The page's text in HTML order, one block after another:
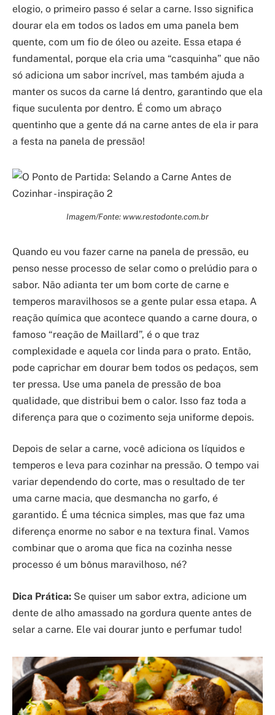
elogio, o primeiro passo é selar a carne. Isso significa
dourar ela em todos os lados em uma panela bem
quente, com um fio de óleo ou azeite. Essa etapa é
fundamental, porque ela cria uma “casquinha” que não
só adiciona um sabor incrível, mas também ajuda a
manter os sucos da carne lá dentro, garantindo que ela
fique suculenta por dentro. É como um abraço
quentinho que a gente dá na carne antes de ela ir para
a festa na panela de pressão!
Imagem/Fonte: www.restodonte.com.br
Quando eu vou fazer carne na panela de pressão, eu
penso nesse processo de selar como o prelúdio para o
sabor. Não adianta ter um bom corte de carne e
temperos maravilhosos se a gente pular essa etapa. A
reação química que acontece quando a carne doura, o
famoso “reação de Maillard”, é o que traz
complexidade e aquela cor linda para o prato. Então,
pode caprichar em dourar bem todos os pedaços, sem
ter pressa. Use uma panela de pressão de boa
qualidade, que distribui bem o calor. Isso faz toda a
diferença para que o cozimento seja uniforme depois.
Depois de selar a carne, você adiciona os líquidos e
temperos e leva para cozinhar na pressão. O tempo vai
variar dependendo do corte, mas o resultado de ter
uma carne macia, que desmancha no garfo, é
garantido. É uma técnica simples, mas que faz uma
diferença enorme no sabor e na textura final. Vamos
combinar que o aroma que fica na cozinha nesse
processo é um bônus maravilhoso, né?
Dica Prática: Se quiser um sabor extra, adicione um
dente de alho amassado na gordura quente antes de
selar a carne. Ele vai dourar junto e perfumar tudo!